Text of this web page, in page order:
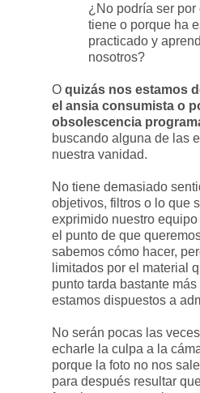
¿No podría ser
tiene o porque ha
practicado y
nosotros?
O quizás nos estamos
el ansia consumista o
obsolescencia
buscando alguna de las
nuestra vanidad.
No tiene demasiado
objetivos, filtros o lo que
exprimido nuestro
el punto de que
sabemos cómo hacer,
limitados por el material
punto tarda bastante
estamos dispuestos a
No serán pocas las
echarle la culpa a la
porque la foto no nos
para después resultar